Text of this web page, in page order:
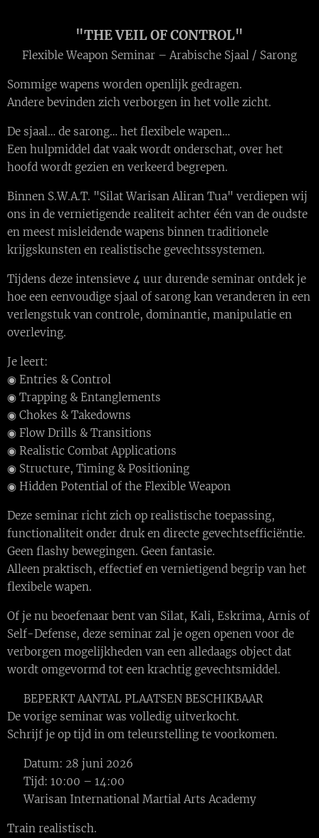
"THE VEIL OF CONTROL"
Flexible Weapon Seminar – Arabische Sjaal / Sarong
Sommige wapens worden openlijk gedragen.
Andere bevinden zich verborgen in het volle zicht.
De sjaal… de sarong… het flexibele wapen…
Een hulpmiddel dat vaak wordt onderschat, over het
hoofd wordt gezien en verkeerd begrepen.
Binnen S.W.A.T. "Silat Warisan Aliran Tua" verdiepen wij
ons in de vernietigende realiteit achter één van de oudste
en meest misleidende wapens binnen traditionele
krijgskunsten en realistische gevechtssystemen.
Tijdens deze intensieve 4 uur durende seminar ontdek je
hoe een eenvoudige sjaal of sarong kan veranderen in een
verlengstuk van controle, dominantie, manipulatie en
overleving.
Je leert:
◉ Entries & Control
◉ Trapping & Entanglements
◉ Chokes & Takedowns
◉ Flow Drills & Transitions
◉ Realistic Combat Applications
◉ Structure, Timing & Positioning
◉ Hidden Potential of the Flexible Weapon
Deze seminar richt zich op realistische toepassing,
functionaliteit onder druk en directe gevechtsefficiëntie.
Geen flashy bewegingen. Geen fantasie.
Alleen praktisch, effectief en vernietigend begrip van het
flexibele wapen.
Of je nu beoefenaar bent van Silat, Kali, Eskrima, Arnis of
Self-Defense, deze seminar zal je ogen openen voor de
verborgen mogelijkheden van een alledaags object dat
wordt omgevormd tot een krachtig gevechtsmiddel.
⚠️ BEPERKT AANTAL PLAATSEN BESCHIKBAAR
De vorige seminar was volledig uitverkocht.
Schrijf je op tijd in om teleurstelling te voorkomen.
📅 Datum: 28 juni 2026
⏰ Tijd: 10:00 – 14:00
📍 Warisan International Martial Arts Academy
Train realistisch.